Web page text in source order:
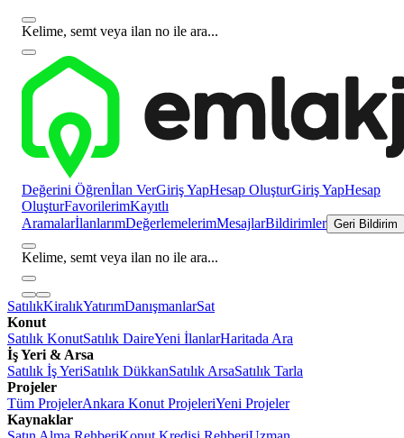
Kelime, semt veya ilan no ile ara...
Değerini Öğrenİlan VerGiriş YapHesap OluşturGiriş YapHesap
OluşturFavorilerimKayıtlı
AramalarİlanlarımDeğerlemelerimMesajlarBildirimler Geri Bildirim
Kelime, semt veya ilan no ile ara...
SatılıkKiralıkYatırımDanışmanlarSat
Konut
Satılık KonutSatılık DaireYeni İlanlarHaritada Ara
İş Yeri & Arsa
Satılık İş YeriSatılık DükkanSatılık ArsaSatılık Tarla
Projeler
Tüm ProjelerAnkara Konut ProjeleriYeni Projeler
Kaynaklar